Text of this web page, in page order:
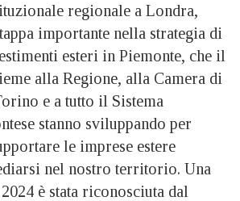
regionale a Londra,
importante nella strategia di
esteri in Piemonte, che il
alla Regione, alla Camera di
e a tutto il Sistema
stanno sviluppando per
le imprese estere
nel nostro territorio. Una
è stata riconosciuta dal